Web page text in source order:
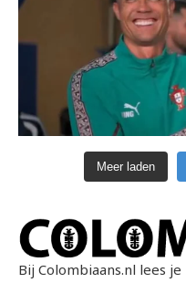
Meer laden
Bij Colombiaans.nl lees